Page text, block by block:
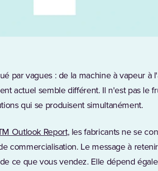
par vagues : de la machine à vapeur à
actuel semble différent. Il n'est pas le
qui se produisent simultanément.
Outlook Report, les fabricants ne se
commercialisation. Le message à
ce que vous vendez. Elle dépend